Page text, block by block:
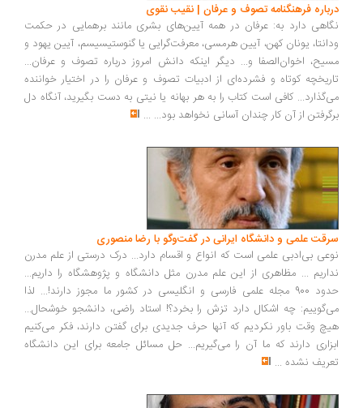
درباره فرهنگنامه تصوف و عرفان | نقیب نقوی
نگاهی دارد به: عرفان در همه آیین‌های بشری مانند برهمایی در حکمت
ودانتا، یونان کهن، آیین هرمسی، معرفت‌گرایی یا گنوستیسیسم، آیین یهود و
مسیح، اخوان‌الصفا و... دیگر اینکه دانش امروز درباره تصوف و عرفان...
تاریخچه کوتاه و فشرده‌ای از ادبیات تصوف و عرفان را در اختیار خواننده
می‌گذارد... کافی است کتاب را به هر بهانه یا نیتی به دست بگیرید، آنگاه دل
برگرفتن از آن کار چندان آسانی نخواهد بود... ...
سرقت علمی و دانشگاه ایرانی در گفت‌وگو با رضا منصوری
نوعی بی‌ادبی علمی است که انواع و اقسام دارد... درک درستی از علم مدرن
نداریم ... مظاهری از این علم مدرن مثل دانشگاه و پژوهشگاه را داریم...
حدود 900 مجله علمی فارسی و انگلیسی در کشور ما مجوز دارند!... لذا
می‌گوییم: چه اشکال دارد تزش را بخرد؟! استاد راضی، دانشجو خوشحال...
هیچ‌ وقت باور نکردیم که آنها حرف جدیدی برای گفتن دارند، فکر می‌کنیم
ابزاری دارند که ما آن را می‌گیریم... حل مسائل جامعه برای این دانشگاه
تعریف نشده ...